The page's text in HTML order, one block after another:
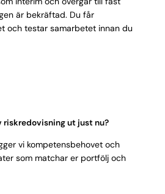
är bekräftad. Du får
och testar samarbetet innan du
riskredovisning ut just nu?
vi kompetensbehovet och
som matchar er portfölj och